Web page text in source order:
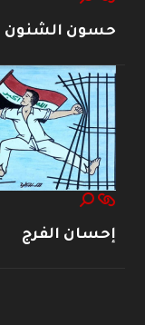
حسون الشنون
إحسان الفرج